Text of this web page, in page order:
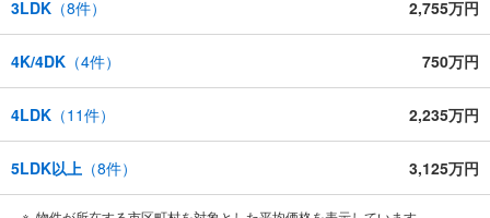
3LDK （8件） 2,755万円
4K/4DK （4件） 750万円
4LDK （11件） 2,235万円
5LDK以上 （8件） 3,125万円